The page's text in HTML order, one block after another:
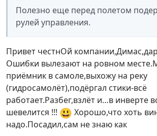
Полезно еще перед полетом
рулей управления.
Привет честнОй
Ошибки вылезают на ровном
приёмник в самоле,выхожу на реку
(гидросамолёт),подёргал стики-всё
работает.Разбег,взлёт и…в инверте
шевелится !!! 😃 Хорошо,что хоть
надо.Посадил,сам не знаю как